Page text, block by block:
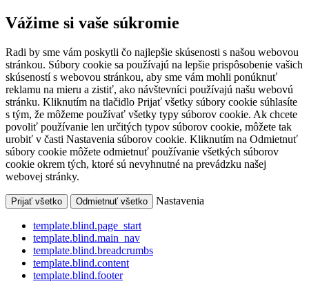
Vážime si vaše súkromie
Radi by sme vám poskytli čo najlepšie skúsenosti s našou webovou
stránkou. Súbory cookie sa používajú na lepšie prispôsobenie vašich
skúseností s webovou stránkou, aby sme vám mohli ponúknuť
reklamu na mieru a zistiť, ako návštevníci používajú našu webovú
stránku. Kliknutím na tlačidlo Prijať všetky súbory cookie súhlasíte
s tým, že môžeme používať všetky typy súborov cookie. Ak chcete
povoliť používanie len určitých typov súborov cookie, môžete tak
urobiť v časti Nastavenia súborov cookie. Kliknutím na Odmietnuť
súbory cookie môžete odmietnuť používanie všetkých súborov
cookie okrem tých, ktoré sú nevyhnutné na prevádzku našej
webovej stránky.
Prijať všetko Odmietnuť všetko Nastavenia
template.blind.page_start
template.blind.main_nav
template.blind.breadcrumbs
template.blind.content
template.blind.footer